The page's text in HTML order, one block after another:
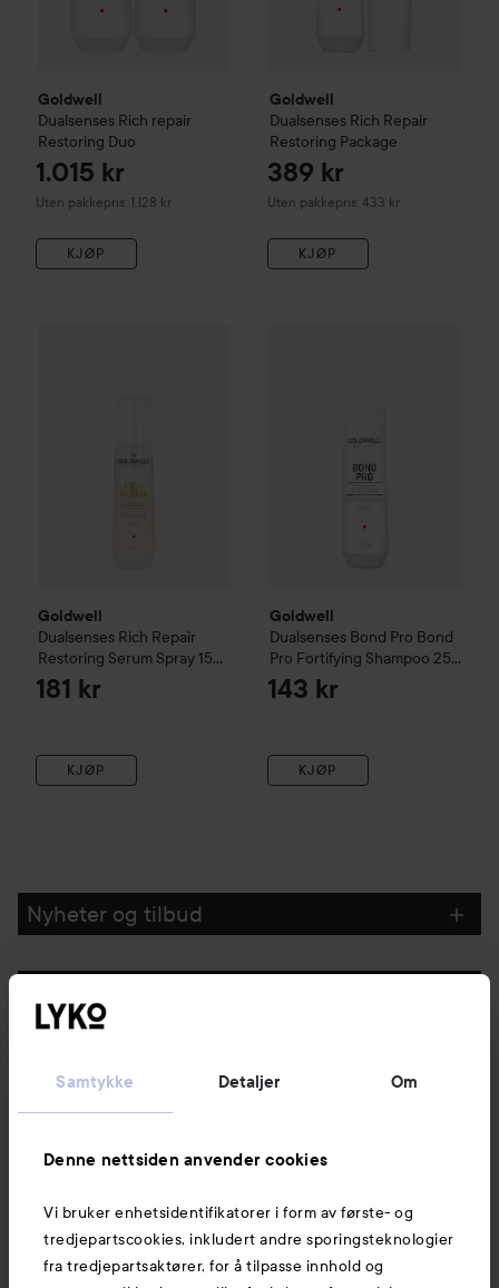
Samtykke Detaljer Om
Denne nettsiden anvender cookies
Vi bruker enhetsidentifikatorer i form av første- og
tredjepartscookies, inkludert andre sporingsteknologier
fra tredjepartsaktører, for å tilpasse innhold og
Goldwell
Dualsenses Rich repair
Restoring Duo
1.015 kr
Uten pakkepris: 1.128 kr
KJØP
Goldwell
Dualsenses Rich Repair
Restoring Package
389 kr
Uten pakkepris: 433 kr
KJØP
Goldwell
Dualsenses Rich Repair
Restoring Serum Spray 150
ml
181 kr
KJØP
Goldwell
Dualsenses Bond Pro Bond
Pro Fortifying Shampoo 250
ml
143 kr
KJØP
Nyheter og tilbud
Kundeservice
Informasjon
Også av interesse